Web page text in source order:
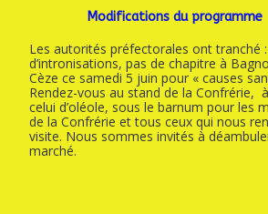
Modifications du programme
Les autorités préfectorales ont tranché
d’intronisations, pas de chapitre à
Cèze ce samedi 5 juin pour « causes
Rendez-vous au stand de la Confrérie,
celui d’oléole, sous le barnum pour les
de la Confrérie et tous ceux qui nous
visite. Nous sommes invités à
marché.